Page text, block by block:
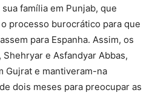
família em Punjab, que
processo burocrático para que
para Espanha. Assim, os
e Asfandyar Abbas,
Gujrat e mantiveram-na
dois meses para preocupar as